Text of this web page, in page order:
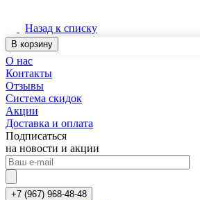
Назад к списку
В корзину
О нас
Контакты
Отзывы
Система скидок
Акции
Доставка и оплата
Подписаться
на новости и акции
+7 (967) 968-48-48